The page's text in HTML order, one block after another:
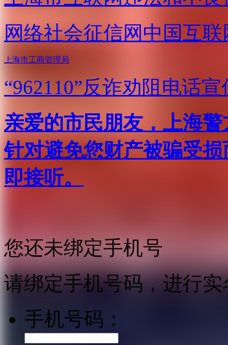
网络社会征信网 中国互
上海市工商管理局
“962110”反诈劝阻电话宣
亲爱的市民朋友，上海
针对避免您财产被骗受
即接听。
您还未绑定手机号
请绑定手机号码，进行
手机号码：